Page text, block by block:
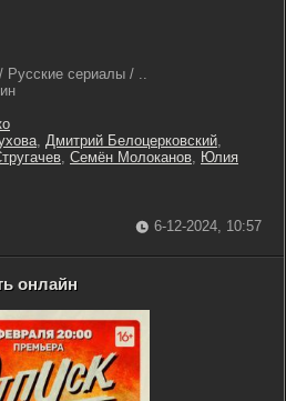
сериалы / ..
, Дмитрий Белоцерковский,
, Семён Молоканов, Юлия
6-12-2024, 10:57
онлайн